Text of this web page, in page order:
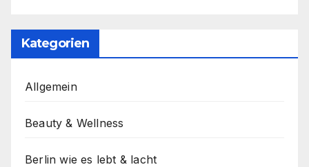
Kategorien
Allgemein
Beauty & Wellness
Berlin wie es lebt & lacht